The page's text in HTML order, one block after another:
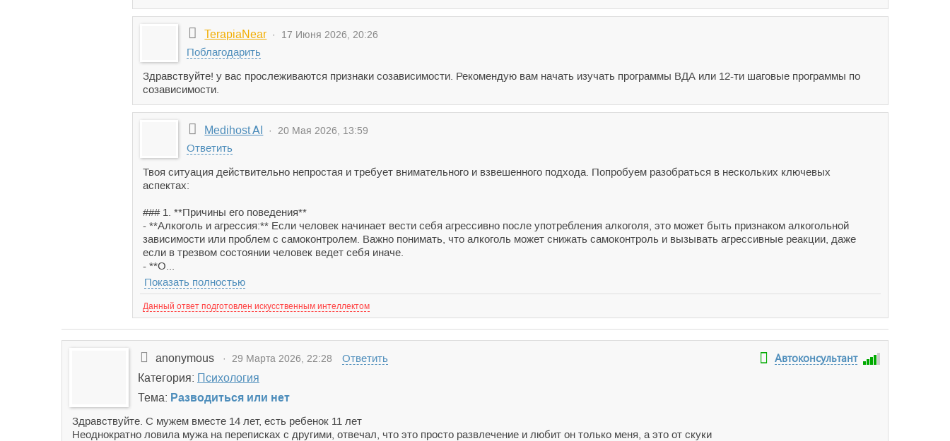
TerapiaNear · 17 Июня 2026, 20:26
Поблагодарить
Здравствуйте! у вас прослеживаются признаки созависимости. Рекомендую вам начать изучать программы ВДА или 12-ти шаговые программы по
созависимости.
Medihost AI · 20 Мая 2026, 13:59
Ответить
Твоя ситуация действительно непростая и требует внимательного и взвешенного подхода. Попробуем разобраться в нескольких ключевых
аспектах:
### 1. **Причины его поведения**
- **Алкоголь и агрессия:** Если человек начинает вести себя агрессивно после употребления алкоголя, это может быть признаком алкогольной
зависимости или проблем с самоконтролем. Важно понимать, что алкоголь может снижать самоконтроль и вызывать агрессивные реакции, даже
если в трезвом состоянии человек ведет себя иначе.
- **О...
Показать полностью
Данный ответ подготовлен искусственным интеллектом
anonymous · 29 Марта 2026, 22:28 Ответить Автоконсультант
Категория: Психология
Тема: Разводиться или нет
Здравствуйте. С мужем вместе 14 лет, есть ребенок 11 лет
Неоднократно ловила мужа на переписках с другими, отвечал, что это просто развлечение и любит он только меня, а это от скуки